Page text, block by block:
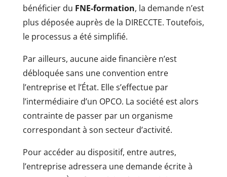
bénéficier du FNE-formation, la demande n’est
plus déposée auprès de la DIRECCTE. Toutefois,
le processus a été simplifié.
Par ailleurs, aucune aide financière n’est
débloquée sans une convention entre
l’entreprise et l’État. Elle s’effectue par
l’intermédiaire d’un OPCO. La société est alors
contrainte de passer par un organisme
correspondant à son secteur d’activité.
Pour accéder au dispositif, entre autres,
l’entreprise adressera une demande écrite à